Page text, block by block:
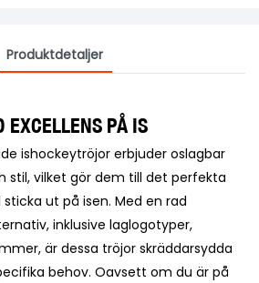
Produktdetaljer
EXCELLENS PÅ IS
ishockeytröjor erbjuder oslagbar
stil, vilket gör dem till det perfekta
ut på isen. Med en rad
inklusive laglogotyper,
är dessa tröjor skräddarsydda
behov. Oavsett om du är på